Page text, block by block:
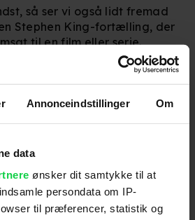
Annonceindstillinger Om
data
ønsker dit samtykke til at
persondata om IP-
til præferencer, statistik og
så ser vi også lidt fremad
Stephen King-fortælling, der
til en film eller serie.
ses i biografen nu.
app (søg på: kino.dk